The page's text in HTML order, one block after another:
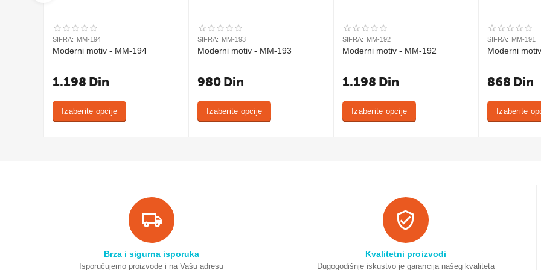
ŠIFRA: MM-194
Moderni motiv - MM-194
1.198 Din
Izaberite opcije
ŠIFRA: MM-193
Moderni motiv - MM-193
980 Din
Izaberite opcije
ŠIFRA: MM-192
Moderni motiv - MM-192
1.198 Din
Izaberite opcije
ŠIFRA: MM-191
Moderni
868 Din
Izaberite
Brza i sigurna isporuka
Isporučujemo proizvode i na Vašu adresu
Kvalitetni proizvodi
Dugogodišnje iskustvo je garancija našeg kvaliteta